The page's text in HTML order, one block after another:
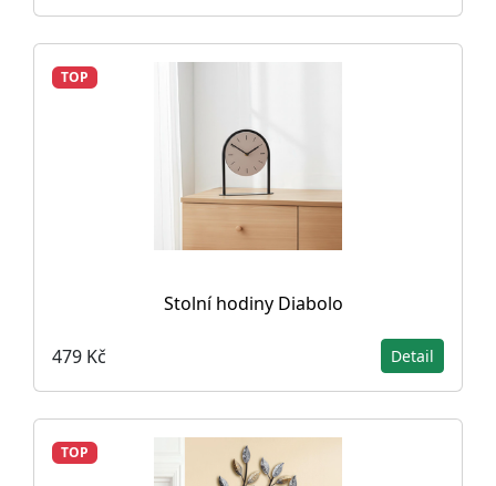
TOP
Stolní hodiny Diabolo
479 Kč Detail
TOP